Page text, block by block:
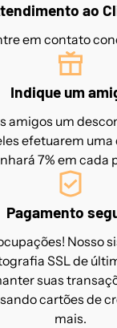
ao
em contato
Indique um
amigos um
efetuarem
7% em cada
Pagamento
Nosso
SSL de
suas
cartões de
mais.